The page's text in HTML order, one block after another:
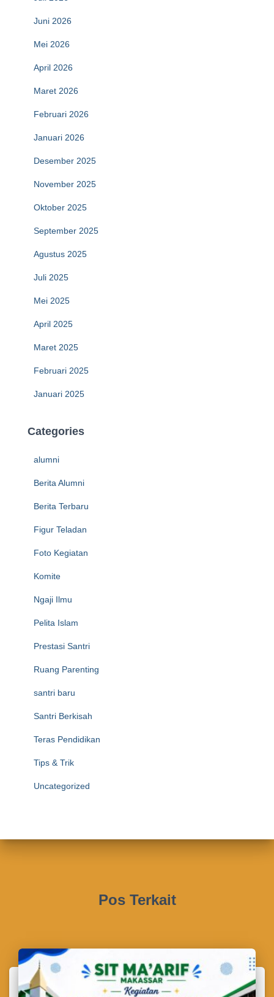
Juni 2026
Mei 2026
April 2026
Maret 2026
Februari 2026
Januari 2026
Desember 2025
November 2025
Oktober 2025
September 2025
Agustus 2025
Juli 2025
Mei 2025
April 2025
Maret 2025
Februari 2025
Januari 2025
Categories
alumni
Berita Alumni
Berita Terbaru
Figur Teladan
Foto Kegiatan
Komite
Ngaji Ilmu
Pelita Islam
Prestasi Santri
Ruang Parenting
santri baru
Santri Berkisah
Teras Pendidikan
Tips & Trik
Uncategorized
Pos Terkait